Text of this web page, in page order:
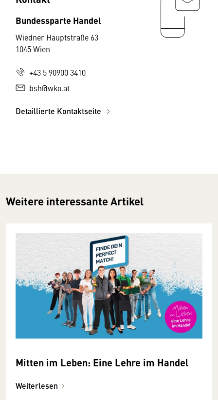
Bundessparte Handel
Wiedner Hauptstraße 63
1045 Wien
+43 5 90900 3410
bsh@wko.at
Detaillierte Kontaktseite
Weitere interessante Artikel
Mitten im Leben: Eine Lehre im Handel
Weiterlesen